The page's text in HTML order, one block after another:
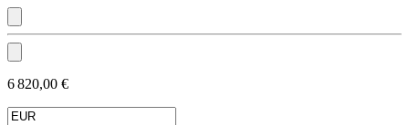
6 820,00 €